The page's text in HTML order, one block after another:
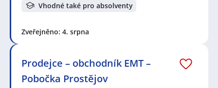
Vhodné také pro absolventy
Zveřejněno: 4. srpna
Prodejce – obchodník EMT –
Pobočka Prostějov